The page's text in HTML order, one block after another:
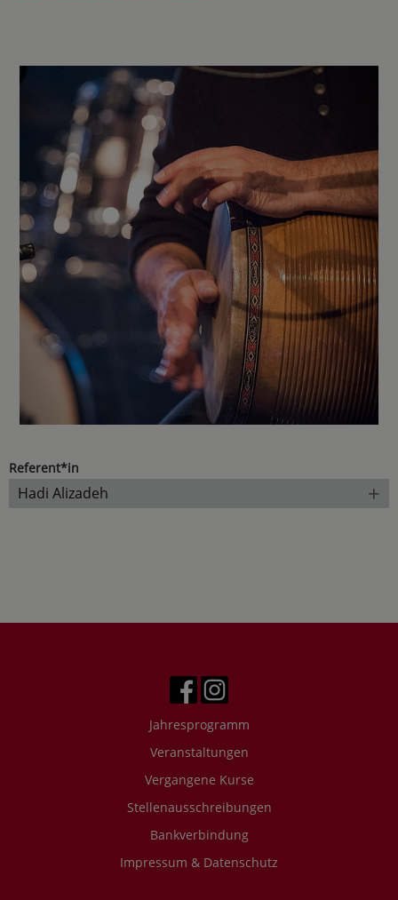
Referent*in
Hadi Alizadeh +
Jahresprogramm
Veranstaltungen
Vergangene Kurse
Stellenausschreibungen
Bankverbindung
Impressum & Datenschutz